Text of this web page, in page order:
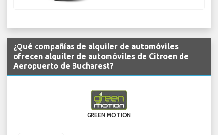
¿Qué compañías de alquiler de automóviles
ofrecen alquiler de automóviles de Citroen de
Aeropuerto de Bucharest?
GREEN MOTION